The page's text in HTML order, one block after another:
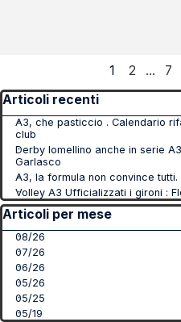
Pagina
1 Vai a
2 ... 7
Salta blocco Articoli recenti
Articoli recenti
A3, che pasticcio . Calendario
club
Derby lomellino anche in serie
Garlasco
A3, la formula non convince
Volley A3 Ufficializzati i gironi :
Salta blocco Articoli per mese
Articoli per mese
08/26
07/26
06/26
05/26
05/25
05/19